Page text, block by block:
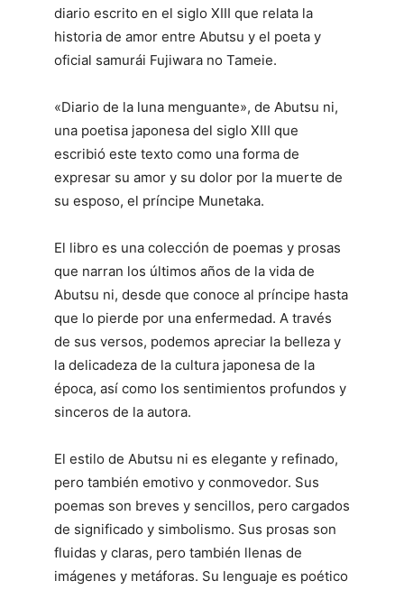
diario escrito en el siglo XIII que relata la
historia de amor entre Abutsu y el poeta y
oficial samurái Fujiwara no Tameie.
«Diario de la luna menguante», de Abutsu ni,
una poetisa japonesa del siglo XIII que
escribió este texto como una forma de
expresar su amor y su dolor por la muerte de
su esposo, el príncipe Munetaka.
El libro es una colección de poemas y prosas
que narran los últimos años de la vida de
Abutsu ni, desde que conoce al príncipe hasta
que lo pierde por una enfermedad. A través
de sus versos, podemos apreciar la belleza y
la delicadeza de la cultura japonesa de la
época, así como los sentimientos profundos y
sinceros de la autora.
El estilo de Abutsu ni es elegante y refinado,
pero también emotivo y conmovedor. Sus
poemas son breves y sencillos, pero cargados
de significado y simbolismo. Sus prosas son
fluidas y claras, pero también llenas de
imágenes y metáforas. Su lenguaje es poético